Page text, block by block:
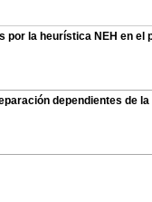
la heurística NEH en el
dependientes de